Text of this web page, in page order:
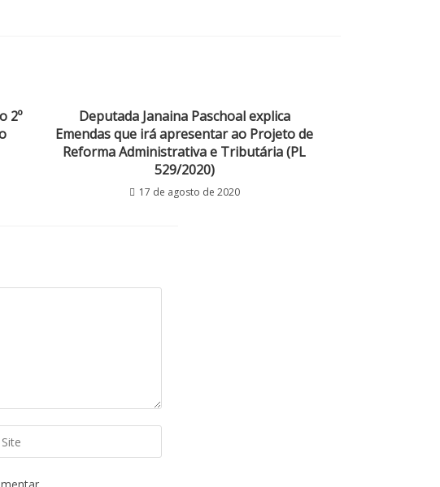
2º
Deputada Janaina Paschoal explica
Emendas que irá apresentar ao Projeto de
Reforma Administrativa e Tributária (PL
529/2020)
17 de agosto de 2020